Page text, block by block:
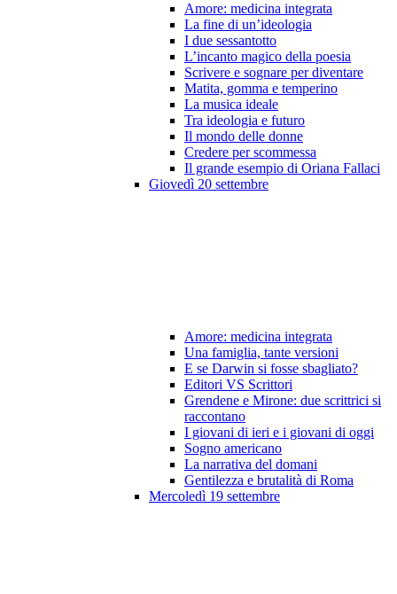
Amore: medicina integrata
La fine di un’ideologia
I due sessantotto
L’incanto magico della poesia
Scrivere e sognare per diventare
Matita, gomma e temperino
La musica ideale
Tra ideologia e futuro
Il mondo delle donne
Credere per scommessa
Il grande esempio di Oriana Fallaci
Giovedì 20 settembre
Amore: medicina integrata
Una famiglia, tante versioni
E se Darwin si fosse sbagliato?
Editori VS Scrittori
Grendene e Mirone: due scrittrici si
raccontano
I giovani di ieri e i giovani di oggi
Sogno americano
La narrativa del domani
Gentilezza e brutalità di Roma
Mercoledì 19 settembre